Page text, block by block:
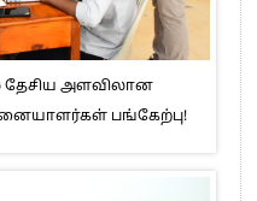
தேசிய அளவிலான
பங்கேற்பு!